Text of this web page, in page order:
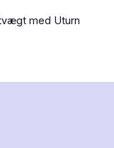
med Uturn